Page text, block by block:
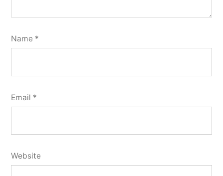
Name *
Email *
Website